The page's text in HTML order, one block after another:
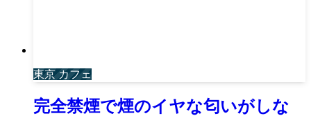
東京 カフェ
完全禁煙で煙のイヤな匂いがしな